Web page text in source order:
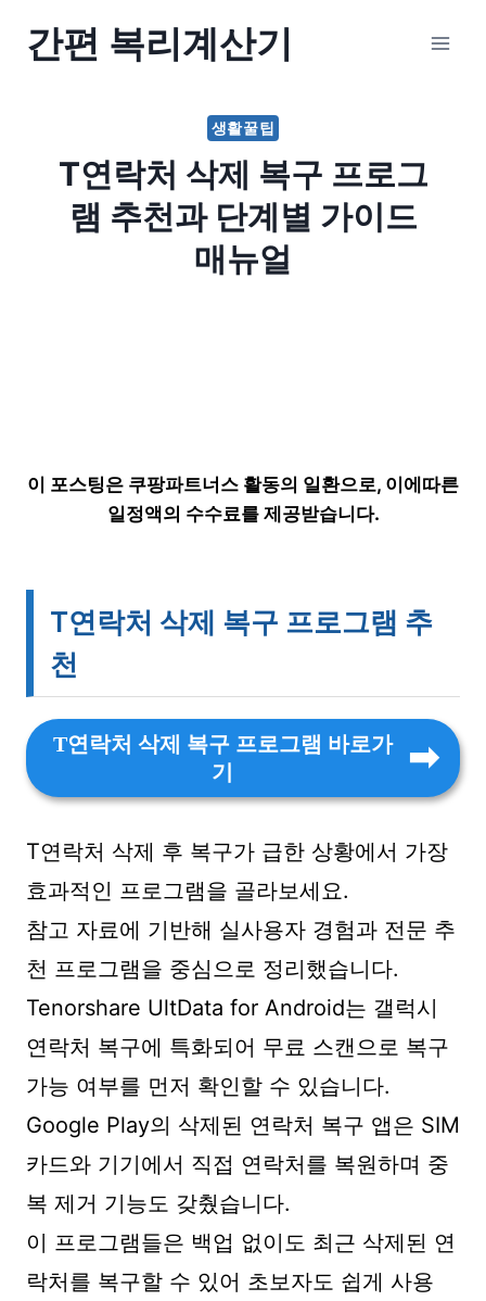
간편 복리계산기
생활꿀팁
T연락처 삭제 복구 프로그
램 추천과 단계별 가이드
매뉴얼
이 포스팅은 쿠팡파트너스 활동의 일환으로, 이에따른
일정액의 수수료를 제공받습니다.
T연락처 삭제 복구 프로그램 추
천
T연락처 삭제 복구 프로그램 바로가
기
T연락처 삭제 후 복구가 급한 상황에서 가장
효과적인 프로그램을 골라보세요.
참고 자료에 기반해 실사용자 경험과 전문 추
천 프로그램을 중심으로 정리했습니다.
Tenorshare UltData for Android는 갤럭시
연락처 복구에 특화되어 무료 스캔으로 복구
가능 여부를 먼저 확인할 수 있습니다.
Google Play의 삭제된 연락처 복구 앱은 SIM
카드와 기기에서 직접 연락처를 복원하며 중
복 제거 기능도 갖췄습니다.
이 프로그램들은 백업 없이도 최근 삭제된 연
락처를 복구할 수 있어 초보자도 쉽게 사용